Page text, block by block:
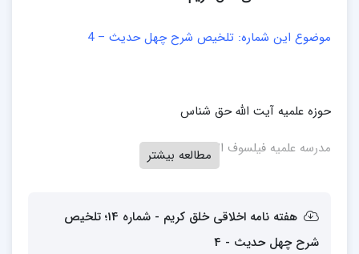
موضوع این شماره: تلخیص شرح چهل حدیث – 4
حوزه علمیه آیت الله حق شناس
مدرسه علمیه فیلسوف الدولةمطالعه بیشتر
هفته نامه اخلاقی خلق کریم - شماره 14؛ تلخیص
شرح چهل حدیث - 4